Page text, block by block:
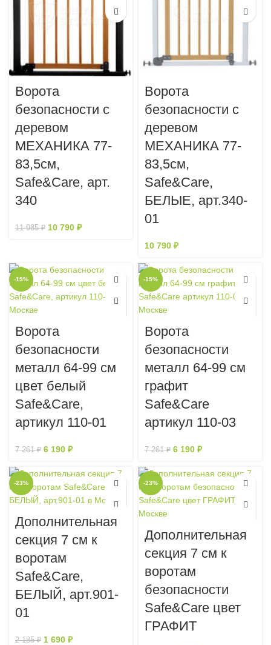
Ворота
безопасности с
деревом
МЕХАНИКА 77-
83,5см,
Safe&Care, арт.
340
11 985₽ 10 790 ₽
Ворота
безопасности с
деревом
МЕХАНИКА 77-
83,5см,
Safe&Care,
БЕЛЫЕ, арт.340-
01
10 790 ₽
-15%
Ворота
безопасности
металл 64-99 см
цвет белый
Safe&Care,
артикул 110-01
7 261₽ 6 190 ₽
-15%
Ворота
безопасности
металл 64-99 см
графит
Safe&Care
артикул 110-03
7 261₽ 6 190 ₽
-23%
Дополнительная
секция 7 см к
воротам
Safe&Care,
БЕЛЫЙ, арт.901-
01
2 185₽ 1 690 ₽
-23%
Дополнительная
секция 7 см к
воротам
безопасности
Safe&Care цвет
ГРАФИТ